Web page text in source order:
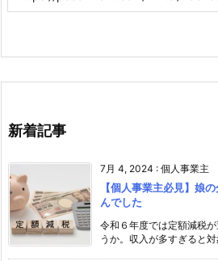
新着記事
7月 4, 2024 : 個人事業主
【個人事業主必見】娘
んでした
令和６年度では定額減税
うか。収入が多すぎると対